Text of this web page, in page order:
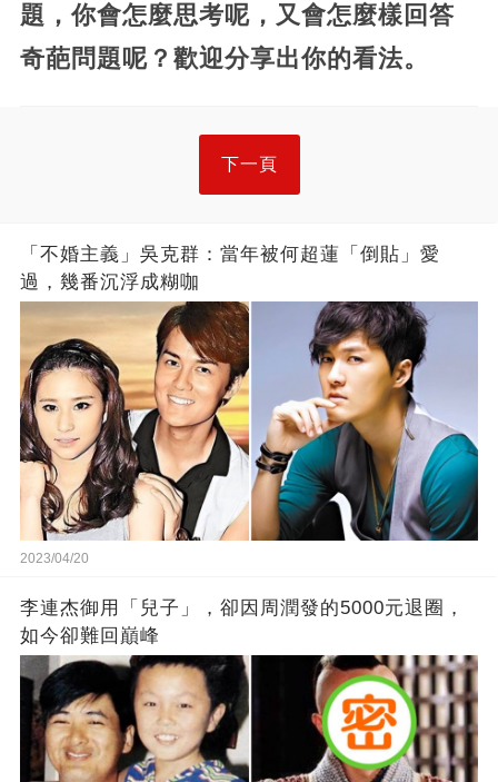
題，你會怎麼思考呢，又會怎麼樣回答
奇葩問題呢？歡迎分享出你的看法。
下一頁
「不婚主義」吳克群：當年被何超蓮「倒貼」愛
過，幾番沉浮成糊咖
2023/04/20
李連杰御用「兒子」，卻因周潤發的5000元退圈，
如今卻難回巔峰